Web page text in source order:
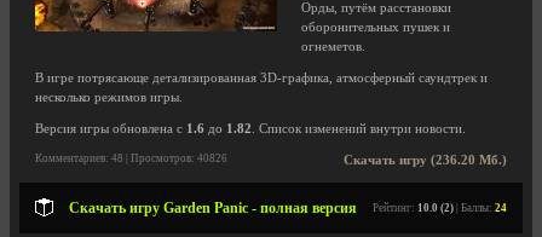
Орды, путём расстановки
оборонительных пушек и
огнеметов.
В игре потрясающе детализированная 3D-графика, атмосферный саундтрек и
несколько режимов игры.
Версия игры обновлена с 1.6 до 1.82 . Список изменений внутри новости.
Скачать игру (236.20 Мб.)
Комментариев: 48 | Просмотров: 40826
Скачать игру Garden Panic - полная версия Рейтинг: 10.0 (2) | Баллы: 24